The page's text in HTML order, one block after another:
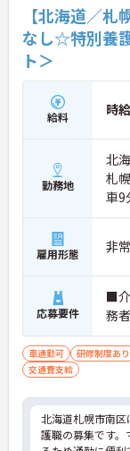
【北海道／
なし☆特別養
ト＞
給料 時給
勤務地
北
札
車9
雇用形態 非
応募要件
■介
務
車通勤可 研修制度あり
交通費支給
北海道札幌市南
護職の募集です